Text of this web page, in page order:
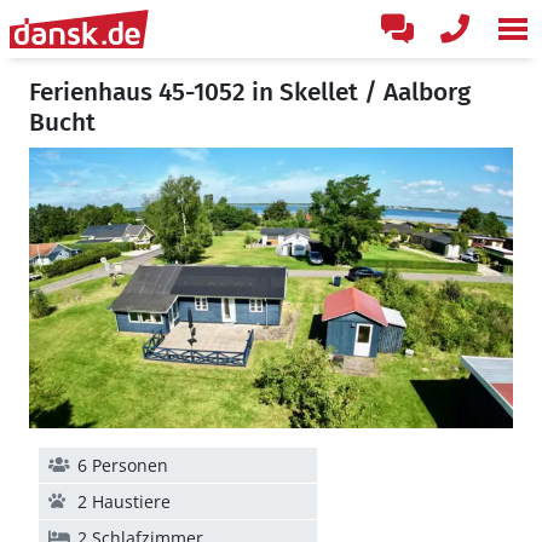
Ferienhaus 45-1052 in Skellet / Aalborg
Bucht
6 Personen
2 Haustiere